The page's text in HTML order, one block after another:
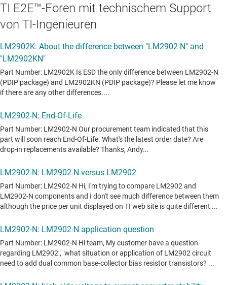
TI E2E™-Foren mit technischem Support
von TI-Ingenieuren